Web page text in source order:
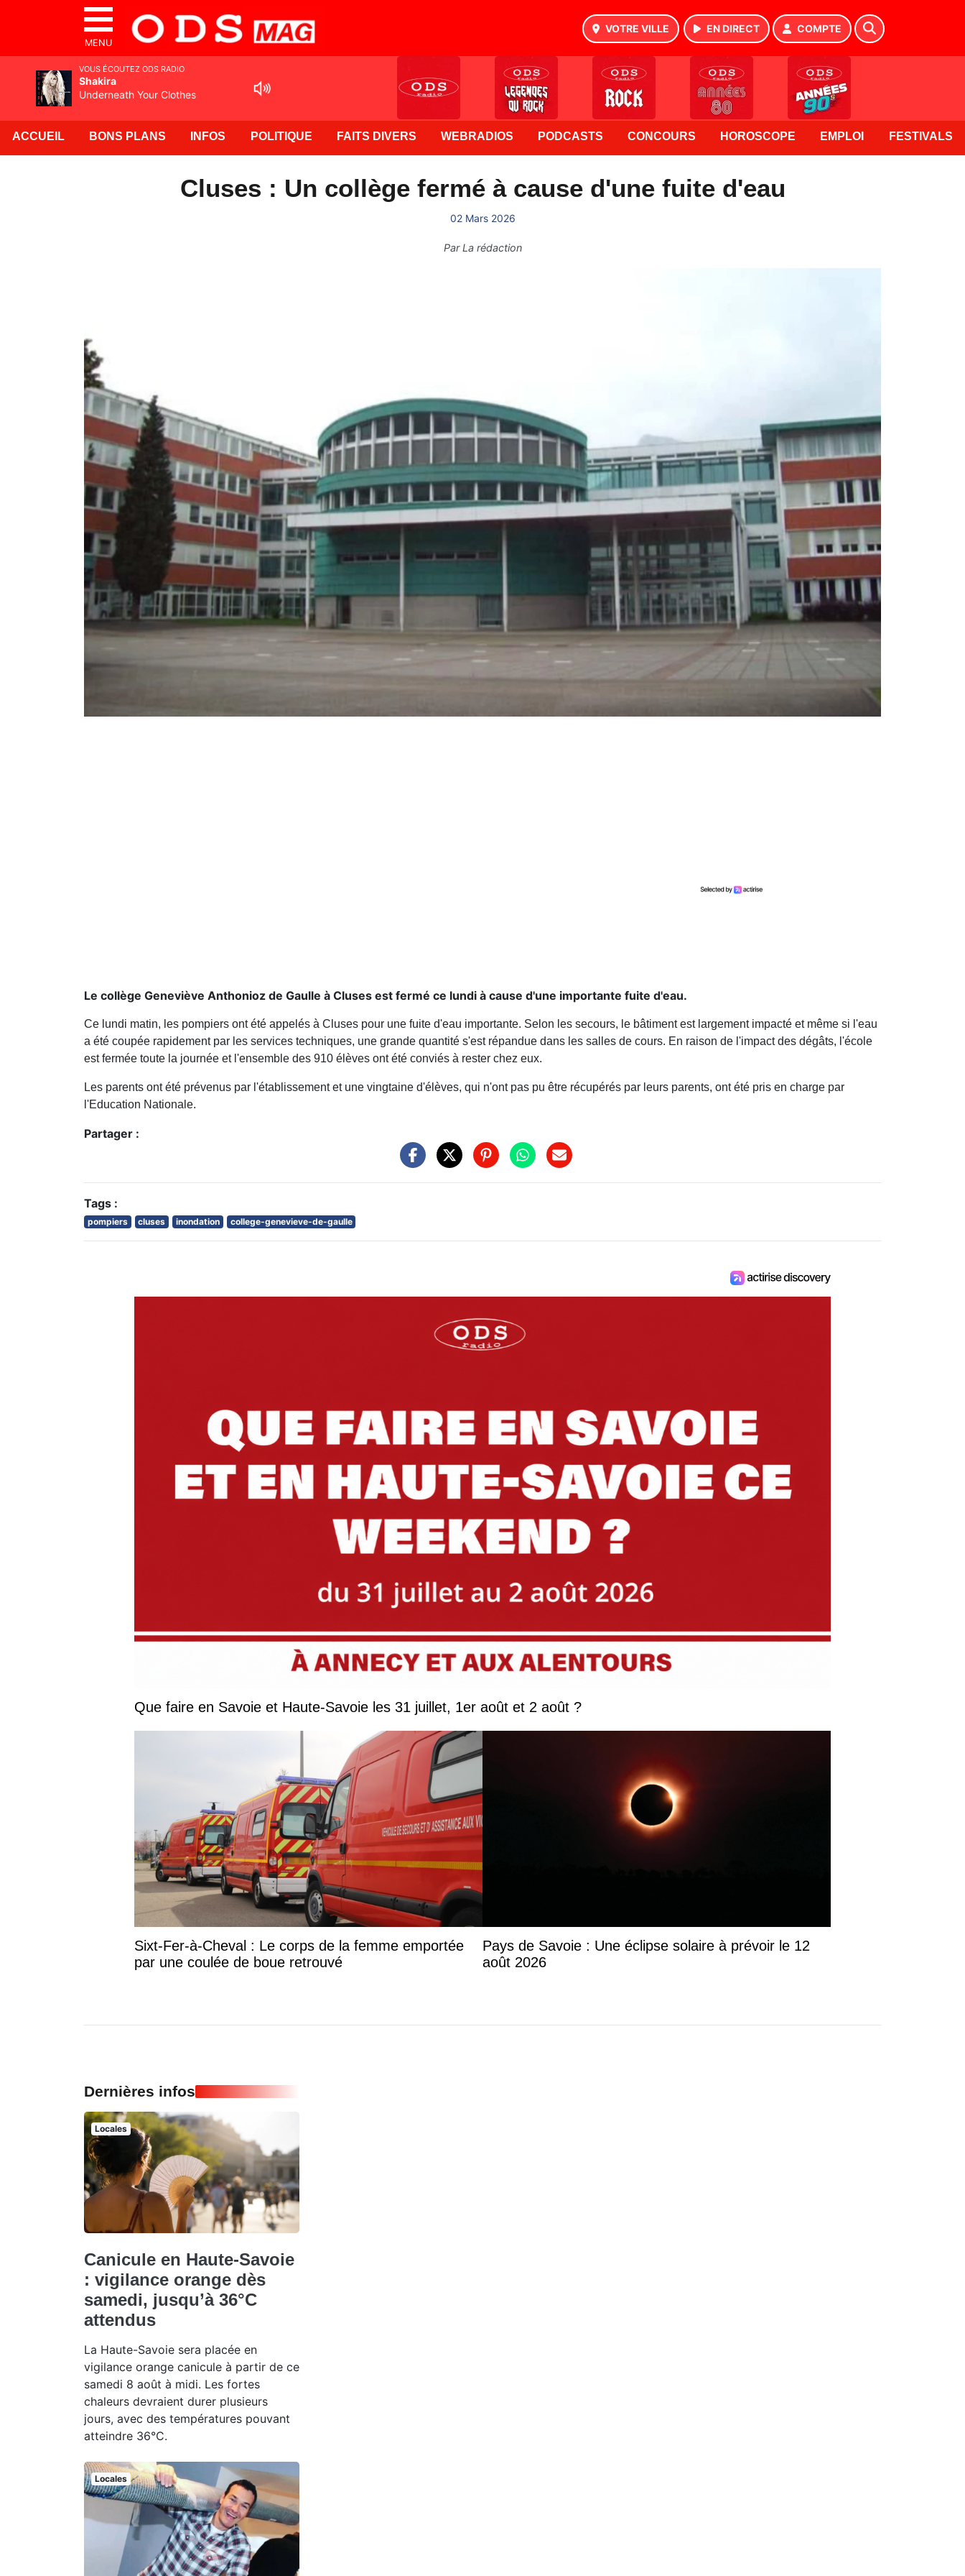
MENU
VOTRE VILLE EN DIRECT COMPTE
ACCUEIL BONS PLANS INFOS POLITIQUE FAITS DIVERS WEBRADIOS PODCASTS CONCOURS HOROSCOPE EMPLOI FESTIVALS
Cluses : Un collège fermé à cause d'une fuite d'eau
02 Mars 2026
ParLa rédaction
Le collège Geneviève Anthonioz de Gaulle à Cluses est fermé ce lundi à cause d'une importante fuite d'eau.
Ce lundi matin, les pompiers ont été appelés à Cluses pour une fuite d'eau importante. Selon les secours, le bâtiment est largement impacté et même si l'eau
a été coupée rapidement par les services techniques, une grande quantité s'est répandue dans les salles de cours. En raison de l'impact des dégâts, l'école
est fermée toute la journée et l'ensemble des 910 élèves ont été conviés à rester chez eux.
Les parents ont été prévenus par l'établissement et une vingtaine d'élèves, qui n'ont pas pu être récupérés par leurs parents, ont été pris en charge par
l'Education Nationale.
Partager :
Tags :
pompiers cluses inondation college-genevieve-de-gaulle
Que faire en Savoie et Haute-Savoie les 31 juillet, 1er août et 2 août ?
Sixt-Fer-à-Cheval : Le corps de la femme emportée
par une coulée de boue retrouvé
Pays de Savoie : Une éclipse solaire à prévoir le 12
août 2026
Dernières infos
Locales
Canicule en Haute-Savoie
: vigilance orange dès
samedi, jusqu’à 36°C
attendus
La Haute-Savoie sera placée en
vigilance orange canicule à partir de ce
samedi 8 août à midi. Les fortes
chaleurs devraient durer plusieurs
jours, avec des températures pouvant
atteindre 36°C.
Locales
VOUS ÉCOUTEZ ODS RADIO
Shakira
Underneath Your Clothes